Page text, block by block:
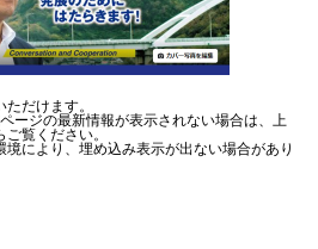
だけます。
ージの最新情報が表示されない場合は、上
覧ください。
境により、埋め込み表示が出ない場合があり